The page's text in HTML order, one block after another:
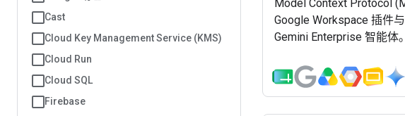
Cast
Cloud Key Management Service (KMS)
Cloud Run
Cloud SQL
Firebase
Model Context Protocol
Google Workspace 插件
Gemini Enterprise 智能体
智能体开发套件 (ADK) 和